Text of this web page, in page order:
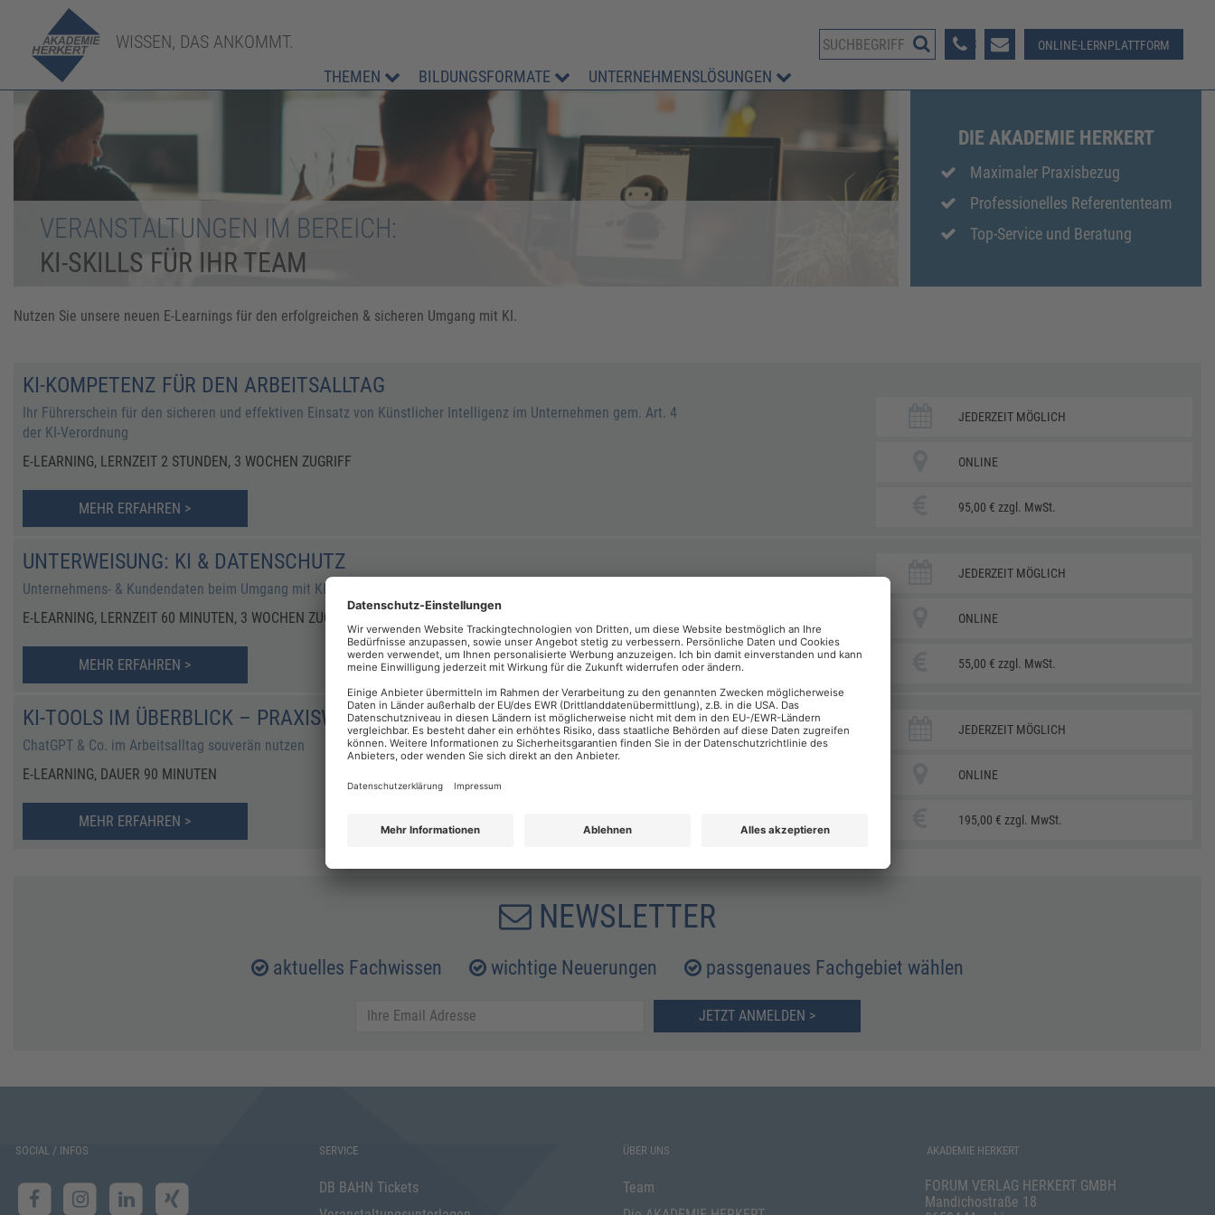
WISSEN, DAS ANKOMMT.
THEMEN BILDUNGSFORMATE UNTERNEHMENSLÖSUNGEN
08233 381-123 ONLINE-LERNPLATTFORM
VERANSTALTUNGEN IM BEREICH:
KI-SKILLS FÜR IHR TEAM
DIE AKADEMIE HERKERT
Maximaler Praxisbezug
Professionelles Referententeam
Top-Service und Beratung
Nutzen Sie unsere neuen E-Learnings für den erfolgreichen & sicheren Umgang mit KI.
KI-KOMPETENZ FÜR DEN ARBEITSALLTAG
Ihr Führerschein für den sicheren und effektiven Einsatz von Künstlicher Intelligenz im Unternehmen gem. Art. 4
der KI-Verordnung
E-LEARNING, LERNZEIT 2 STUNDEN, 3 WOCHEN ZUGRIFF
MEHR ERFAHREN >
JEDERZEIT MÖGLICH
ONLINE
95,00 € zzgl. MwSt.
UNTERWEISUNG: KI & DATENSCHUTZ
Unternehmens- & Kundendaten beim Umgang mit KI schützen
E-LEARNING, LERNZEIT 60 MINUTEN, 3 WOCHEN ZUGRIFF
MEHR ERFAHREN >
JEDERZEIT MÖGLICH
ONLINE
55,00 € zzgl. MwSt.
KI-TOOLS IM ÜBERBLICK – PRAXISWISSEN FÜR DEN EFFEKTIVEN EINSATZ
ChatGPT & Co. im Arbeitsalltag souverän nutzen
E-LEARNING, DAUER 90 MINUTEN
MEHR ERFAHREN >
JEDERZEIT MÖGLICH
ONLINE
195,00 € zzgl. MwSt.
NEWSLETTER
aktuelles Fachwissen wichtige Neuerungen passgenaues Fachgebiet wählen
JETZT ANMELDEN >
SOCIAL / INFOS SERVICE
DB BAHN Tickets
ÜBER UNS
Team
AKADEMIE HERKERT
FORUM VERLAG HERKERT GMBH
Mandichostraße 18